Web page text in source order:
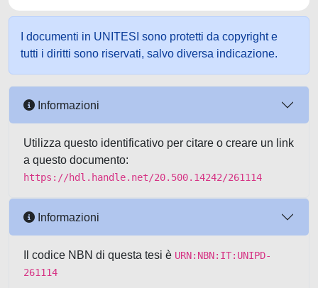
I documenti in UNITESI sono protetti da copyright e
tutti i diritti sono riservati, salvo diversa indicazione.
Informazioni
Utilizza questo identificativo per citare o creare un link
a questo documento:
https://hdl.handle.net/20.500.14242/261114
Informazioni
Il codice NBN di questa tesi è URN:NBN:IT:UNIPD-
261114